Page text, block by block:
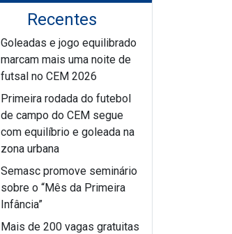
Recentes
Goleadas e jogo equilibrado
marcam mais uma noite de
futsal no CEM 2026
Primeira rodada do futebol
de campo do CEM segue
com equilíbrio e goleada na
zona urbana
Semasc promove seminário
sobre o “Mês da Primeira
Infância”
Mais de 200 vagas gratuitas